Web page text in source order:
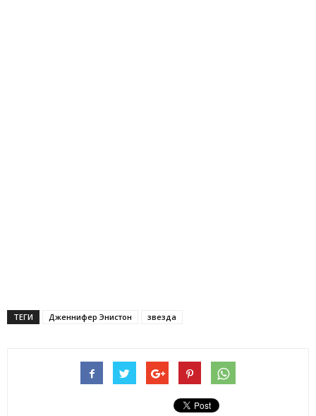
ТЕГИ Дженнифер Энистон звезда